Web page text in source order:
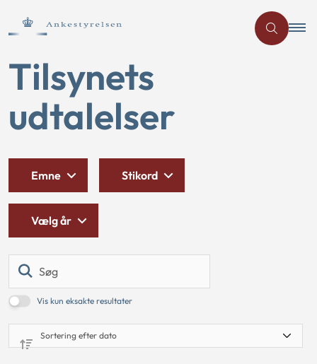
Tilsynets
udtalelser
Vis kun eksakte resultater
Emne Stikord
Vælg år